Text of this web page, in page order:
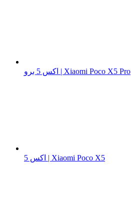
اكس 5 برو | Xiaomi Poco X5 Pro
اكس 5 | Xiaomi Poco X5